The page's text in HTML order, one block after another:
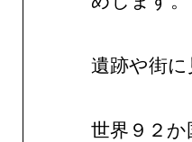
遺跡や街
世界９２